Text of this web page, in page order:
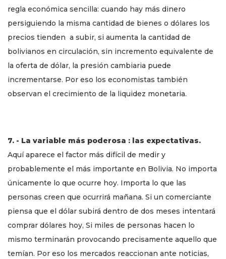
regla económica sencilla: cuando hay más dinero
persiguiendo la misma cantidad de bienes o dólares los
precios tienden a subir, si aumenta la cantidad de
bolivianos en circulación, sin incremento equivalente de
la oferta de dólar, la presión cambiaria puede
incrementarse. Por eso los economistas también
observan el crecimiento de la liquidez monetaria.
7. - La variable más poderosa : las expectativas.
Aquí aparece el factor más difícil de medir y
probablemente el más importante en Bolivia. No importa
únicamente lo que ocurre hoy. Importa lo que las
personas creen que ocurrirá mañana. Si un comerciante
piensa que el dólar subirá dentro de dos meses intentará
comprar dólares hoy, Si miles de personas hacen lo
mismo terminarán provocando precisamente aquello que
temían. Por eso los mercados reaccionan ante noticias,